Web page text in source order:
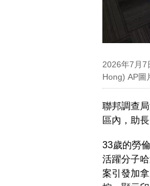
2026年7月7
Hong) AP圖
聯邦調查
區內，助
33歲的勞
活躍分子
案引發加